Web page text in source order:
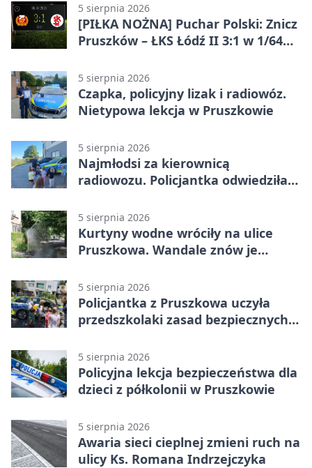
5 sierpnia 2026
[PIŁKA NOŻNA] Puchar Polski: Znicz
Pruszków – ŁKS Łódź II 3:1 w 1/64
5 sierpnia 2026
Czapka, policyjny lizak i radiowóz.
Nietypowa lekcja w Pruszkowie
5 sierpnia 2026
Najmłodsi za kierownicą
radiowozu. Policjantka odwiedziła
5 sierpnia 2026
Kurtyny wodne wróciły na ulice
Pruszkowa. Wandale znów je
5 sierpnia 2026
Policjantka z Pruszkowa uczyła
przedszkolaki zasad bezpiecznych
5 sierpnia 2026
Policyjna lekcja bezpieczeństwa dla
dzieci z półkolonii w Pruszkowie
5 sierpnia 2026
Awaria sieci cieplnej zmieni ruch na
ulicy Ks. Romana Indrzejczyka